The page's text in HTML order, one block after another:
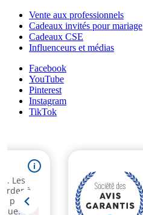
Vente aux professionnels
Cadeaux invités pour mariage
Cadeaux CSE
Influenceurs et médias
Facebook
YouTube
Pinterest
Instagram
TikTok